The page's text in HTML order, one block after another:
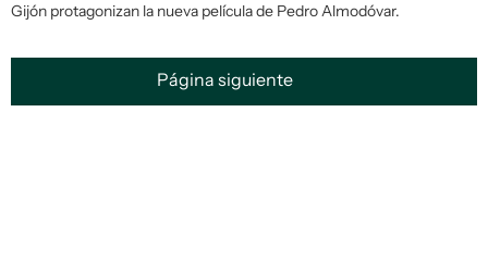
Gijón protagonizan la nueva película de Pedro Almodóvar.
Página siguiente